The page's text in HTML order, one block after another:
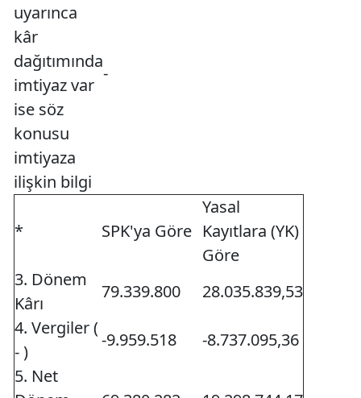
uyarınca
kâr
dağıtımında
imtiyaz var
ise söz
konusu
imtiyaza
ilişkin bilgi
-
* SPK'ya Göre
Yasal
Kayıtlara (YK)
Göre
3. Dönem
Kârı
79.339.800
28.035.839,53
4. Vergiler (
- )
-9.959.518
-8.737.095,36
5. Net